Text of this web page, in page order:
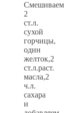
Смешиваем
2
ст.л.
сухой
горчицы,
один
желток,2
ст.л.раст.
масла,2
ч.л.
сахара
и